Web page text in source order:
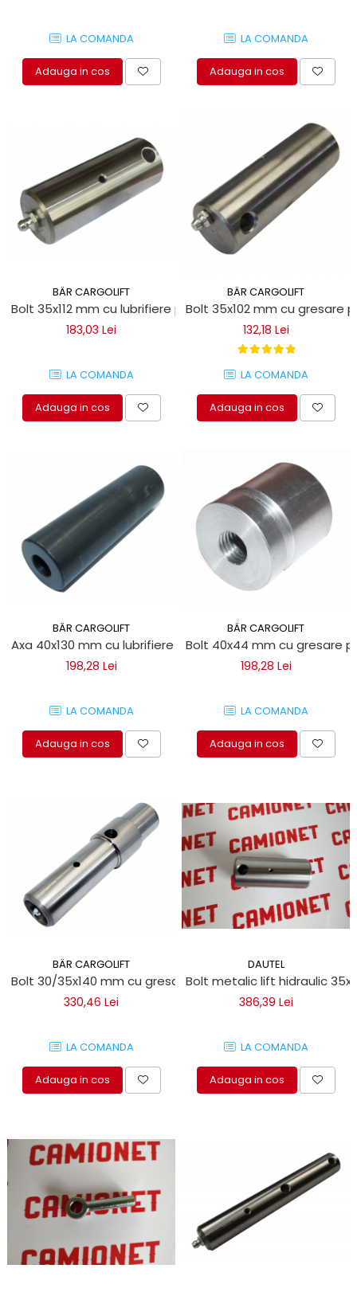
LA COMANDA
Adauga in cos
LA COMANDA
Adauga in cos
BÄR CARGOLIFT
Bolt 35x112 mm cu lubrifiere pentru obloane hidraulice
183,03 Lei
LA COMANDA
Adauga in cos
BÄR CARGOLIFT
Bolt 35x102 mm cu gresare
132,18 Lei
LA COMANDA
Adauga in cos
BÄR CARGOLIFT
Axa 40x130 mm cu lubrifiere pentru obloane hidraulice
198,28 Lei
LA COMANDA
Adauga in cos
BÄR CARGOLIFT
Bolt 40x44 mm cu gresare
198,28 Lei
LA COMANDA
Adauga in cos
BÄR CARGOLIFT
Bolt 30/35x140 mm cu gresare pentru obloane hidraulice
330,46 Lei
LA COMANDA
Adauga in cos
DAUTEL
Bolt metalic lift hidraulic
386,39 Lei
LA COMANDA
Adauga in cos